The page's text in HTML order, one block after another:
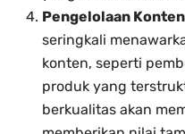
Pengelolaan Konten
seringkali
konten, seperti
produk yang
berkualitas akan